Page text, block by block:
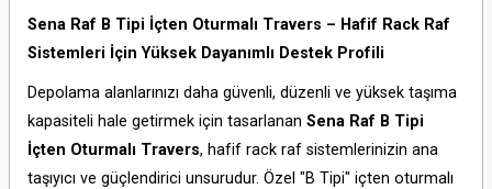
Sena Raf B Tipi İçten Oturmalı Travers – Hafif Rack Raf
Sistemleri İçin Yüksek Dayanımlı Destek Profili
Depolama alanlarınızı daha güvenli, düzenli ve yüksek taşıma
kapasiteli hale getirmek için tasarlanan Sena Raf B Tipi
İçten Oturmalı Travers, hafif rack raf sistemlerinizin ana
taşıyıcı ve güçlendirici unsurudur. Özel "B Tipi" içten oturmalı